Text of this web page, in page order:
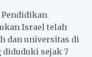
Pendidikan
Israel telah
dan universitas di
diduduki sejak 7